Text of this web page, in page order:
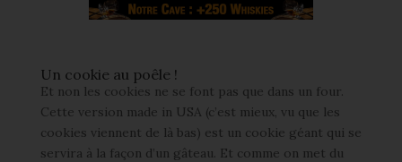
Un cookie au poêle !
Et non les cookies ne se font pas que dans un four.
Cette version made in USA (c’est mieux, vu que les
cookies viennent de là bas) est un cookie géant qui se
servira à la façon d’un gâteau. Et comme on met du